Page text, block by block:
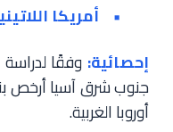
أمريكا
إحصائية: وفقًا
أوروبا الغربية.